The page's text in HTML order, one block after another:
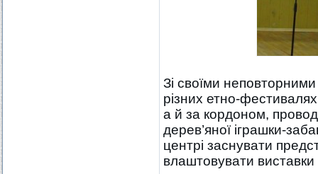
Зі своїми
різних етно-
а й за кордоном,
дерев’яної іграшки-
центрі заснувати
влаштовувати виставки